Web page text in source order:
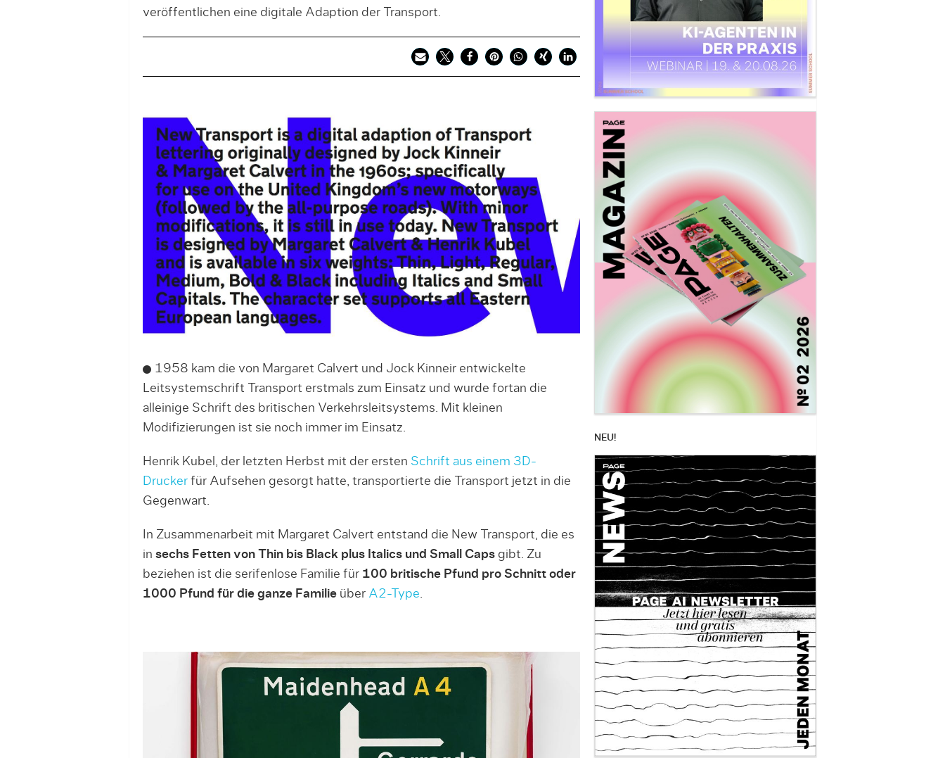
veröffentlichen eine digitale Adaption der Transport.
1958 kam die von Margaret Calvert und Jock Kinneir entwickelte
Leitsystemschrift Transport erstmals zum Einsatz und wurde fortan die
alleinige Schrift des britischen Verkehrsleitsystems. Mit kleinen
Modifizierungen ist sie noch immer im Einsatz.
Henrik Kubel, der letzten Herbst mit der ersten Schrift aus einem 3D-
Drucker für Aufsehen gesorgt hatte, transportierte die Transport jetzt in die
Gegenwart.
In Zusammenarbeit mit Margaret Calvert entstand die New Transport, die es
in sechs Fetten von Thin bis Black plus Italics und Small Capsgibt. Zu
beziehen ist die serifenlose Familie für 100 britische Pfund pro Schnitt oder
1000 Pfund für die ganze Familieüber A2-Type.
NEU!